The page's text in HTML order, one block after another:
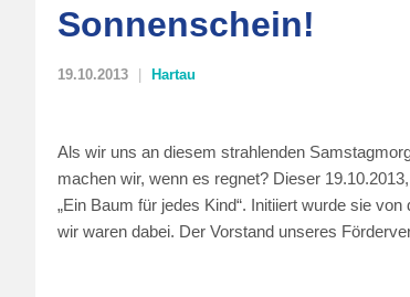
Sonnenschein!
19.10.2013 Hartau
Als wir uns an diesem strahlenden
machen wir, wenn es regnet? Dieser
„Ein Baum für jedes Kind“. Initiiert wurde sie
wir waren dabei. Der Vorstand unseres